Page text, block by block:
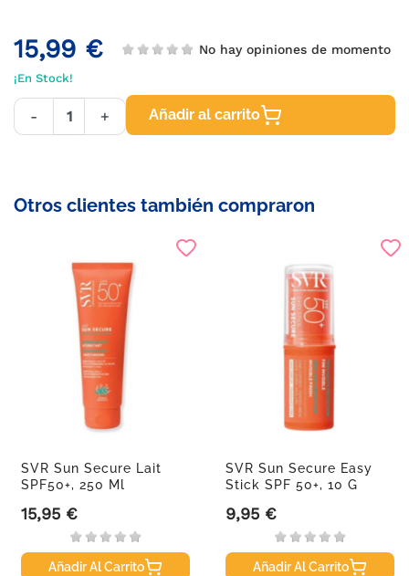
15,99 € No hay opiniones de momento
¡En Stock!
- + Añadir al carrito
Otros clientes también compraron
SVR Sun Secure Lait
SPF50+, 250 Ml
Precio
15,95 €
Añadir Al Carrito
SVR Sun Secure Easy
Stick SPF 50+, 10 G
Precio
9,95 €
Añadir Al Carrito